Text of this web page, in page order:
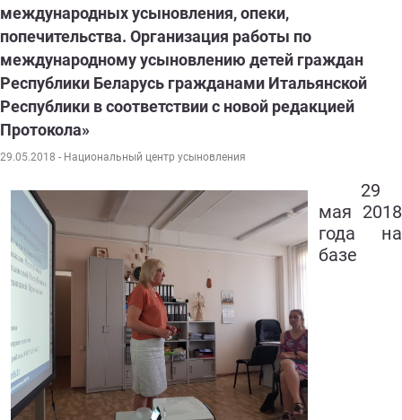
международных усыновления, опеки,
попечительства. Организация работы по
международному усыновлению детей граждан
Республики Беларусь гражданами Итальянской
Республики в соответствии с новой редакцией
Протокола»
29.05.2018 - Национальный центр усыновления
29
мая 2018
года на
базе